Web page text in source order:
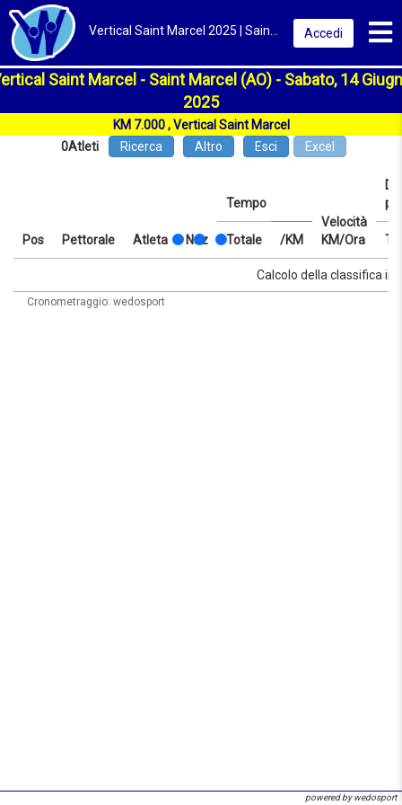
Accedi
Saint Marcel - Saint Marcel (AO) - Sabato, 14
2025
KM 7.000 , Vertical Saint Marcel
0Atleti Ricerca Altro Esci Excel
Pos Pettorale Atleta Naz
Tempo
Velocità
KM/Ora
Totale /KM
Tempo
Velocità
Totale /KM
Calcolo della classifica in
Cronometraggio: wedosport
powered by wedosport